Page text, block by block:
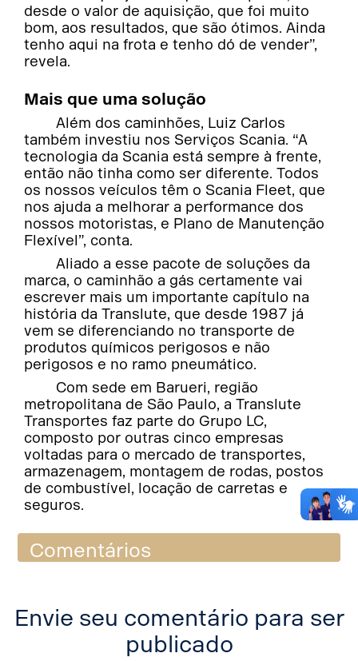
desde o valor de aquisição, que foi muito
bom, aos resultados, que são ótimos. Ainda
tenho aqui na frota e tenho dó de vender”,
revela.
Mais que uma solução
Além dos caminhões, Luiz Carlos
também investiu nos Serviços Scania. “A
tecnologia da Scania está sempre à frente,
então não tinha como ser diferente. Todos
os nossos veículos têm o Scania Fleet, que
nos ajuda a melhorar a performance dos
nossos motoristas, e Plano de Manutenção
Flexível”, conta.
Aliado a esse pacote de soluções da
marca, o caminhão a gás certamente vai
escrever mais um importante capítulo na
história da Translute, que desde 1987 já
vem se diferenciando no transporte de
produtos químicos perigosos e não
perigosos e no ramo pneumático.
Com sede em Barueri, região
metropolitana de São Paulo, a Translute
Transportes faz parte do Grupo LC,
composto por outras cinco empresas
voltadas para o mercado de transportes,
armazenagem, montagem de rodas, postos
de combustível, locação de carretas e
seguros.
Comentários
Envie seu comentário para ser
publicado